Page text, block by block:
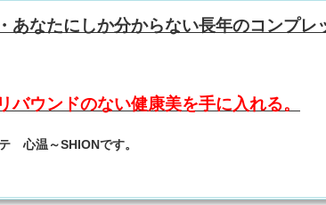
あなたにしか分からない長年のコンプレ
バウンドのない健康美を手に入れる。
心温～SHIONです。